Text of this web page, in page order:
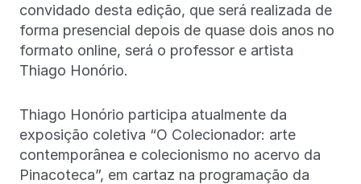
convidado desta edição, que será realizada de
forma presencial depois de quase dois anos no
formato online, será o professor e artista
Thiago Honório.
Thiago Honório participa atualmente da
exposição coletiva “O Colecionador: arte
contemporânea e colecionismo no acervo da
Pinacoteca”, em cartaz na programação da